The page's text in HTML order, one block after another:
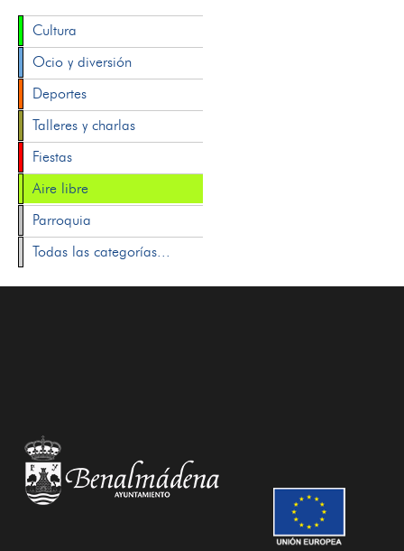
Cultura
Ocio y diversión
Deportes
Talleres y charlas
Fiestas
Aire libre
Parroquia
Todas las categorías...